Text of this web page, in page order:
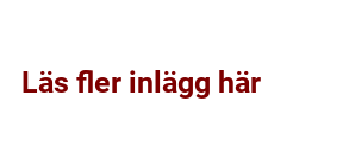
Läs fler inlägg här